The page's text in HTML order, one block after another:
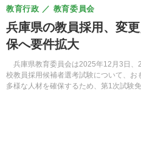
兵庫県の教員採用、変
保へ要件拡大
兵庫県教育委員会は2025年12月3日、
校教員採用候補者選考試験について、
多様な人材を確保するため、第1次試験
教育行政 教育委員会